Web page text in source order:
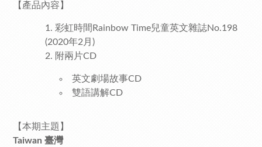
【產品內容】
彩虹時間Rainbow Time兒童英文雜誌No.198
(2020年2月)
附兩片CD
英文劇場故事CD
雙語講解CD
【本期主題】
Taiwan 臺灣